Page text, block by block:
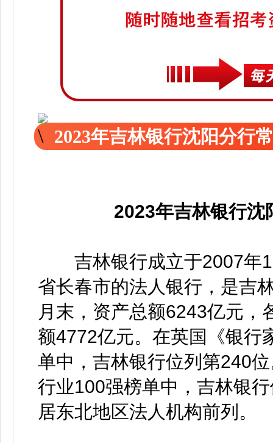
2023年吉林银行沈阳分行
2023年吉林银行沈
吉林银行成立于2007年
省长春市的法人银行，是吉
月末，资产总额6243亿元，
额4772亿元。在英国《银行
单中，吉林银行位列第240
行业100强榜单中，吉林银
居东北地区法人机构前列。